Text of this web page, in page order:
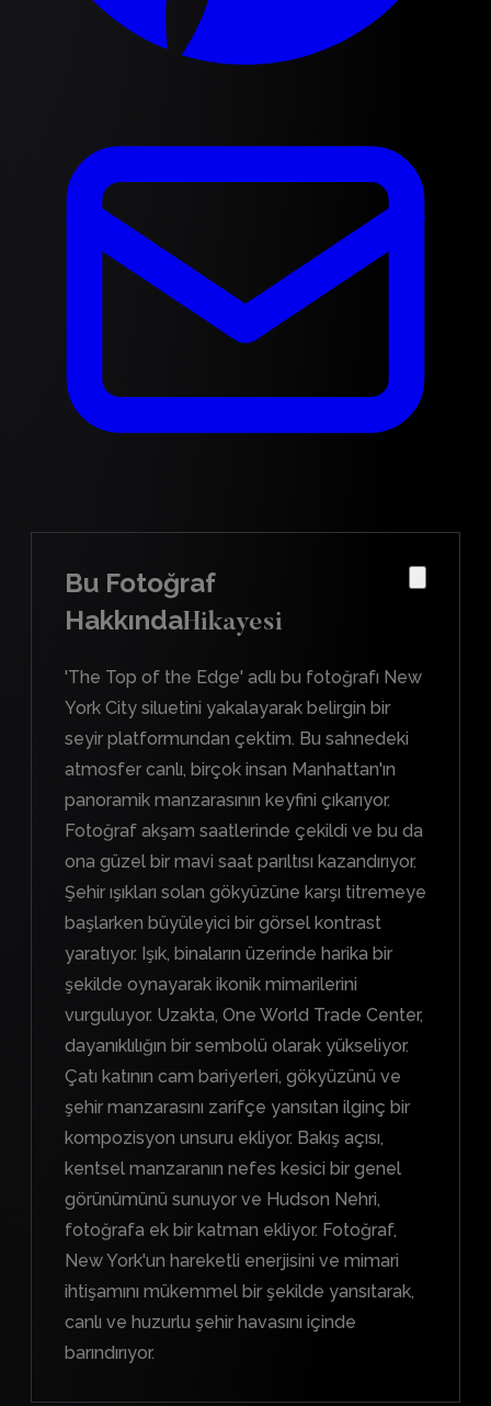
Bu Fotoğraf
HakkındaHikayesi
'The Top of the Edge' adlı bu fotoğrafı New
York City siluetini yakalayarak belirgin bir
seyir platformundan çektim. Bu sahnedeki
atmosfer canlı, birçok insan Manhattan'ın
panoramik manzarasının keyfini çıkarıyor.
Fotoğraf akşam saatlerinde çekildi ve bu da
ona güzel bir mavi saat parıltısı kazandırıyor.
Şehir ışıkları solan gökyüzüne karşı titremeye
başlarken büyüleyici bir görsel kontrast
yaratıyor. Işık, binaların üzerinde harika bir
şekilde oynayarak ikonik mimarilerini
vurguluyor. Uzakta, One World Trade Center,
dayanıklılığın bir sembolü olarak yükseliyor.
Çatı katının cam bariyerleri, gökyüzünü ve
şehir manzarasını zarifçe yansıtan ilginç bir
kompozisyon unsuru ekliyor. Bakış açısı,
kentsel manzaranın nefes kesici bir genel
görünümünü sunuyor ve Hudson Nehri,
fotoğrafa ek bir katman ekliyor. Fotoğraf,
New York'un hareketli enerjisini ve mimari
ihtişamını mükemmel bir şekilde yansıtarak,
canlı ve huzurlu şehir havasını içinde
barındırıyor.